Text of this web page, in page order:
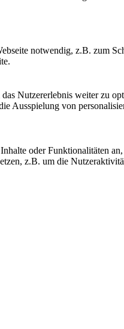
notwendig, z.B. zum
Nutzererlebnis weiter zu
Ausspielung von
oder Funktionalitäten
z.B. um die